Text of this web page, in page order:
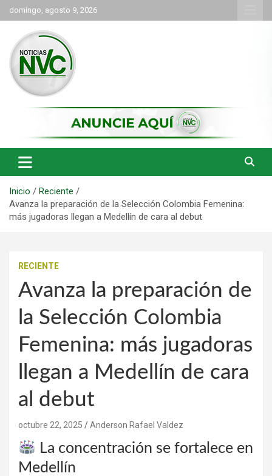
Saltar
al
contenido
domingo, agosto 9, 2026
NVC Noticias
Inicio
Reciente
Avanza la preparación de la Selección Colombia Femenina:
más jugadoras llegan a Medellín de cara al debut
RECIENTE
Avanza la preparación de
la Selección Colombia
Femenina: más jugadoras
llegan a Medellín de cara
al debut
octubre 22, 2025 Anderson Rafael Valdez
La concentración se fortalece en
Medellín